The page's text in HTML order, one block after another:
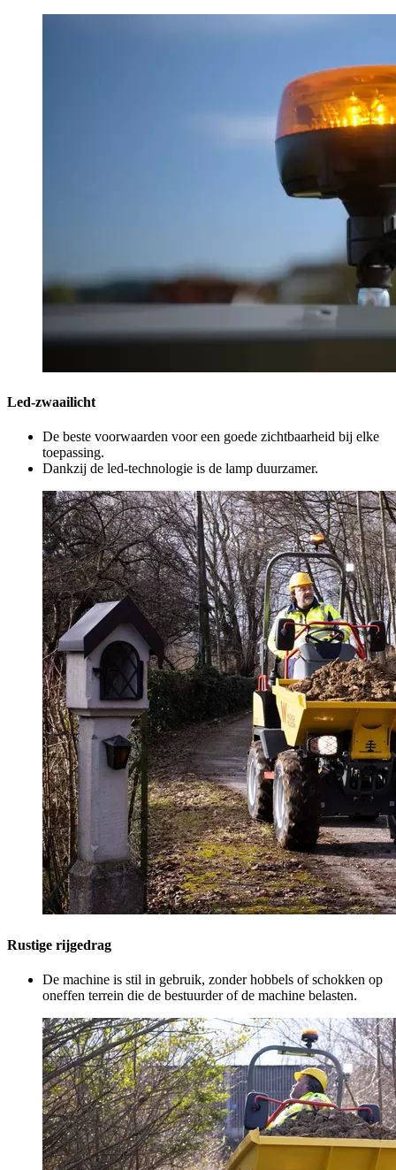
Led-zwaailicht
De beste voorwaarden voor een goede zichtbaarheid bij elke
toepassing.
Dankzij de led-technologie is de lamp duurzamer.
Rustige rijgedrag
De machine is stil in gebruik, zonder hobbels of schokken op
oneffen terrein die de bestuurder of de machine belasten.